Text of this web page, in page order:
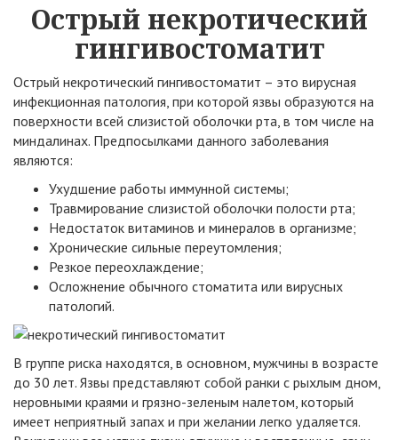
Острый некротический
гингивостоматит
Острый некротический гингивостоматит – это вирусная
инфекционная патология, при которой язвы образуются на
поверхности всей слизистой оболочки рта, в том числе на
миндалинах. Предпосылками данного заболевания
являются:
Ухудшение работы иммунной системы;
Травмирование слизистой оболочки полости рта;
Недостаток витаминов и минералов в организме;
Хронические сильные переутомления;
Резкое переохлаждение;
Осложнение обычного стоматита или вирусных
патологий.
В группе риска находятся, в основном, мужчины в возрасте
до 30 лет. Язвы представляют собой ранки с рыхлым дном,
неровными краями и грязно-зеленым налетом, который
имеет неприятный запах и при желании легко удаляется.